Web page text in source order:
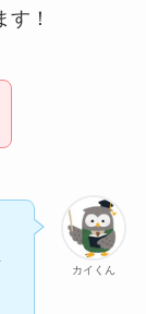
！
カイくん